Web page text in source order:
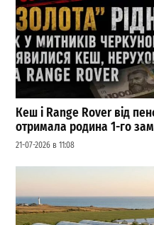
Кеш і Range Rover від
отримала родина 1-го
21-07-2026 в 11:08